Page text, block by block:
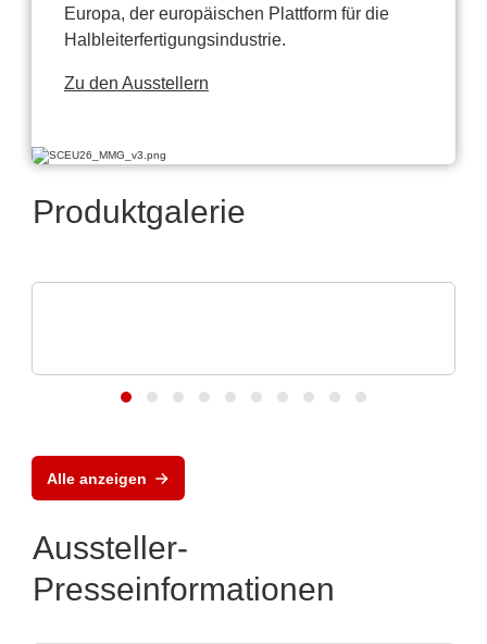
Europa, der europäischen Plattform für die
Halbleiterfertigungsindustrie.
Zu den Ausstellern
Produktgalerie
Alle anzeigen
Aussteller-
Presseinformationen